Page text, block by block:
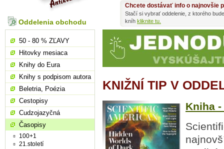
KNIŽNÍ TIP V
Kniha
Chcete dostávať info o najnovšie
Stačí si vybrať oddelenie, z ktorého
kníh kliknite tu.
Oddelenia obchodu
50 - 80 % ZĽAVY
Hitovky mesiaca
Knihy do Eura
Knihy s podpisom autora
Beletria, Poézia
Cestopisy
Cudzojazyčná
Časopisy
100+1
21.století